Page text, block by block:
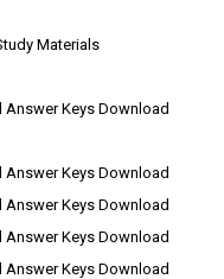
Materials
Answer Keys Download
Answer Keys Download
Answer Keys Download
Answer Keys Download
Answer Keys Download